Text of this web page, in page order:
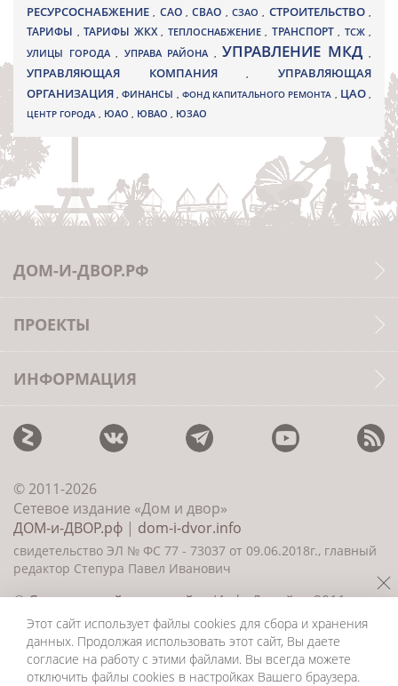
РЕСУРСОСНАБЖЕНИЕ, САО,СВАО ,СЗАО, СТРОИТЕЛЬСТВО,
ТАРИФЫ , ТАРИФЫ ЖКХ , ТЕПЛОСНАБЖЕНИЕ , ТРАНСПОРТ , ТСЖ ,
УЛИЦЫ ГОРОДА , УПРАВА РАЙОНА , УПРАВЛЕНИЕ МКД ,
УПРАВЛЯЮЩАЯ КОМПАНИЯ,УПРАВЛЯЮЩАЯ
ОРГАНИЗАЦИЯ,ФИНАНСЫ , ФОНД КАПИТАЛЬНОГО РЕМОНТА , ЦАО,
ЦЕНТР ГОРОДА , ЮАО , ЮВАО , ЮЗАО
ДОМ-И-ДВОР.РФ
ПРОЕКТЫ
ИНФОРМАЦИЯ
© 2011-2026
Сетевое издание «Дом и двор»
ДОМ-и-ДВОР.рф | dom-i-dvor.info
свидетельство ЭЛ № ФС 77 - 73037 от 09.06.2018г., главный
редактор Степура Павел Иванович
©Создание сайта и дизайн«ИнфоДизайн» 2011—
2026
Этот сайт использует файлы cookies для сбора и хранения
данных. Продолжая использовать этот сайт, Вы даете
согласие на работу с этими файлами. Вы всегда можете
отключить файлы cookies в настройках Вашего браузера.